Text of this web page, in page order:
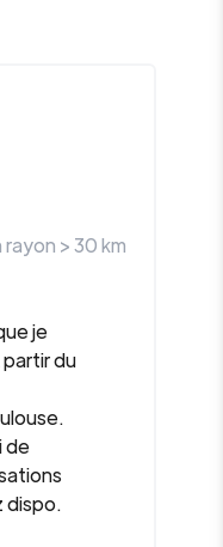
rayon >30km
je
du
de
dispo.